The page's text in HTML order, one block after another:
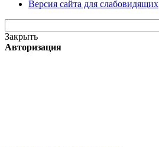
Версия сайта для слабовидящих
Закрыть
Авторизация